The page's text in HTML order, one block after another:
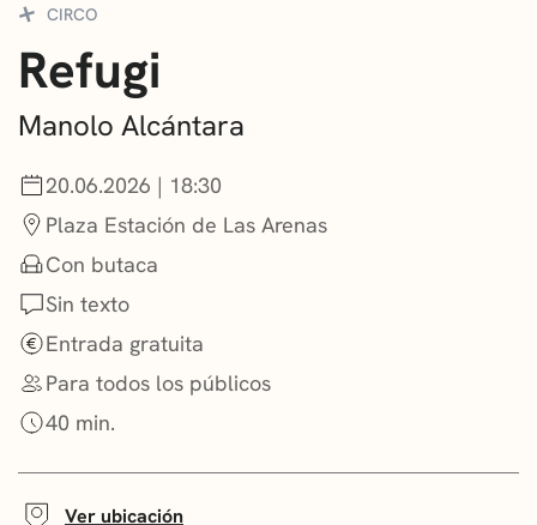
NOTICIAS
GETXO KULTURA
ASOCIACIONES CULTURALES
CIRCO
Refugi
Manolo Alcántara
20.06.2026 | 18:30
Plaza Estación de Las Arenas
Con butaca
Sin texto
Entrada gratuita
Para todos los públicos
40 min.
Ver ubicación